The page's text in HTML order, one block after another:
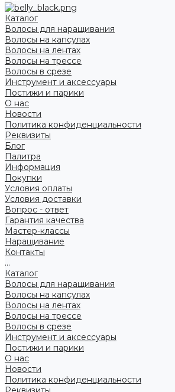
Каталог
Волосы для наращивания
Волосы на капсулах
Волосы на лентах
Волосы на трессе
Волосы в срезе
Инструмент и аксессуары
Постижи и парики
О нас
Новости
Политика конфиденциальности
Реквизиты
Блог
Палитра
Информация
Покупки
Условия оплаты
Условия доставки
Вопрос - ответ
Гарантия качества
Мастер-классы
Наращивание
Контакты
...
Каталог
Волосы для наращивания
Волосы на капсулах
Волосы на лентах
Волосы на трессе
Волосы в срезе
Инструмент и аксессуары
Постижи и парики
О нас
Новости
Политика конфиденциальности